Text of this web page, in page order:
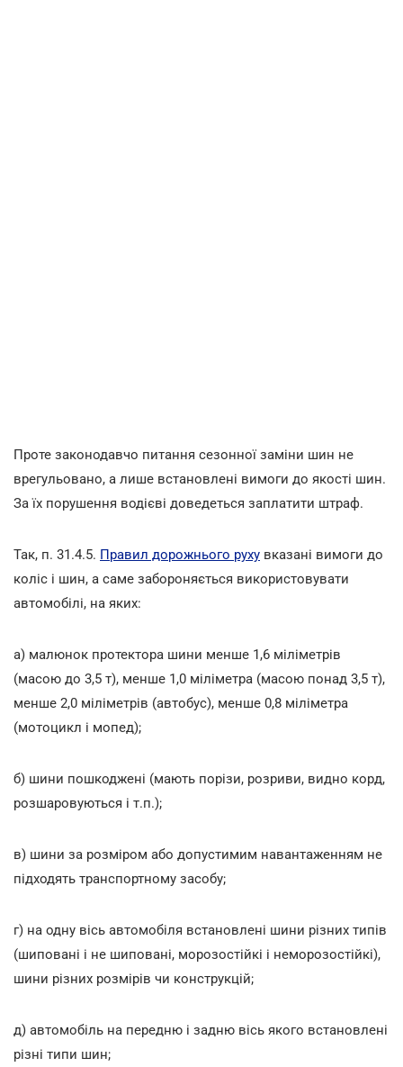
Проте законодавчо питання сезонної заміни шин не
врегульовано, а лише встановлені вимоги до якості шин.
За їх порушення водієві доведеться заплатити штраф.
Так, п. 31.4.5. Правил дорожнього руху вказані вимоги до
коліс і шин, а саме забороняється використовувати
автомобілі, на яких:
а) малюнок протектора шини менше 1,6 міліметрів
(масою до 3,5 т), менше 1,0 міліметра (масою понад 3,5 т),
менше 2,0 міліметрів (автобус), менше 0,8 міліметра
(мотоцикл і мопед);
б) шини пошкоджені (мають порізи, розриви, видно корд,
розшаровуються і т.п.);
в) шини за розміром або допустимим навантаженням не
підходять транспортному засобу;
г) на одну вісь автомобіля встановлені шини різних типів
(шиповані і не шиповані, морозостійкі і неморозостійкі),
шини різних розмірів чи конструкцій;
д) автомобіль на передню і задню вісь якого встановлені
різні типи шин;